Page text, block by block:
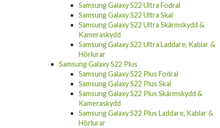
Samsung Galaxy S22 Ultra Fodral
Samsung Galaxy S22 Ultra Skal
Samsung Galaxy S22 Ultra Skärmskydd &
Kameraskydd
Samsung Galaxy S22 Ultra Laddare, Kablar &
Hörlurar
Samsung Galaxy S22 Plus
Samsung Galaxy S22 Plus Fodral
Samsung Galaxy S22 Plus Skal
Samsung Galaxy S22 Plus Skärmskydd &
Kameraskydd
Samsung Galaxy S22 Plus Laddare, Kablar &
Hörlurar